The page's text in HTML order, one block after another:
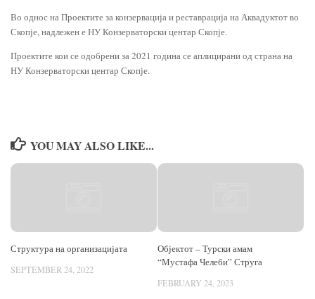
Во однос на Проектите за конзервација и реставрација на Аквадуктот во
Скопје, надлежен е НУ Конзерваторски центар Скопје.
Проектите кои се одобрени за 2021 година се аплицирани од страна на
НУ Конзерваторски центар Скопје.
YOU MAY ALSO LIKE...
Структура на организацијата
SEPTEMBER 24, 2022
Објектот – Турски амам
“Мустафа Челеби” Струга
FEBRUARY 24, 2023